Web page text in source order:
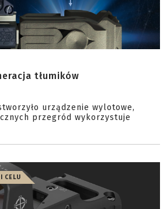
tłumików
urządzenie wylotowe,
przegród wykorzystuje
CELU